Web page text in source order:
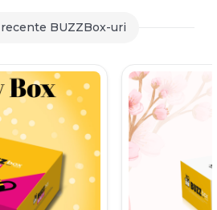
lei.
lei.
BUZZBox-uri